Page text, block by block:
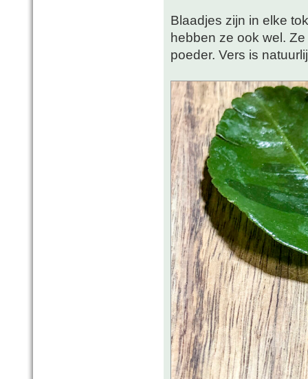
Blaadjes zijn in elke
hebben ze ook wel.
poeder. Vers is